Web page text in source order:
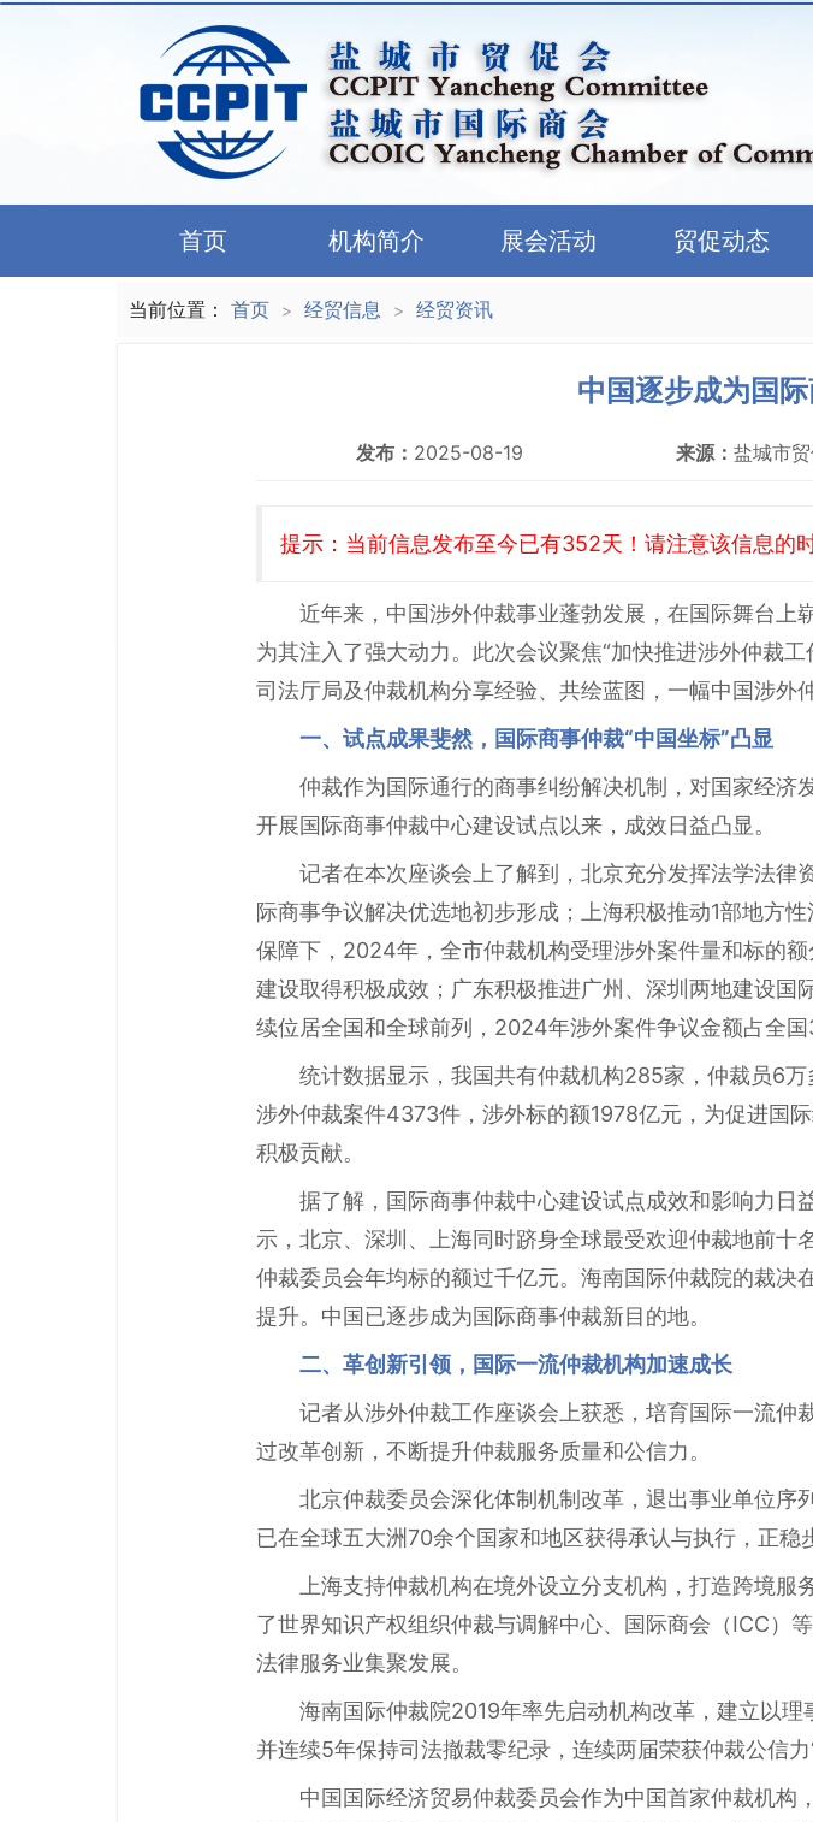
首页 机构简介 展会活动 贸促动态
当前位置： 首页 > 经贸信息 > 经贸资讯
中国逐步成为国
发布： 2025-08-19 来源： 盐城市
提示：当前信息发布至今已有352天！请注意该信息的
近年来，中国涉外仲裁事业蓬勃发展，在国际舞台
为其注入了强大动力。此次会议聚焦“加快推进涉外仲裁
司法厅局及仲裁机构分享经验、共绘蓝图，一幅中国涉外
一、试点成果斐然，国际商事仲裁“中国坐标”凸显
仲裁作为国际通行的商事纠纷解决机制，对国家经
开展国际商事仲裁中心建设试点以来，成效日益凸显。
记者在本次座谈会上了解到，北京充分发挥法学法律
际商事争议解决优选地初步形成；上海积极推动1部地方
保障下，2024年，全市仲裁机构受理涉外案件量和标的
建设取得积极成效；广东积极推进广州、深圳两地建设
续位居全国和全球前列，2024年涉外案件争议金额占全国
统计数据显示，我国共有仲裁机构285家，仲裁员6
涉外仲裁案件4373件，涉外标的额1978亿元，为促进国
积极贡献。
据了解，国际商事仲裁中心建设试点成效和影响力
示，北京、深圳、上海同时跻身全球最受欢迎仲裁地前
仲裁委员会年均标的额过千亿元。海南国际仲裁院的裁
提升。中国已逐步成为国际商事仲裁新目的地。
二、革创新引领，国际一流仲裁机构加速成长
记者从涉外仲裁工作座谈会上获悉，培育国际一流仲
过改革创新，不断提升仲裁服务质量和公信力。
北京仲裁委员会深化体制机制改革，退出事业单位
已在全球五大洲70余个国家和地区获得承认与执行，正稳
上海支持仲裁机构在境外设立分支机构，打造跨境
了世界知识产权组织仲裁与调解中心、国际商会（ICC）
法律服务业集聚发展。
海南国际仲裁院2019年率先启动机构改革，建立以
并连续5年保持司法撤裁零纪录，连续两届荣获仲裁公信力
中国国际经济贸易仲裁委员会作为中国首家仲裁机